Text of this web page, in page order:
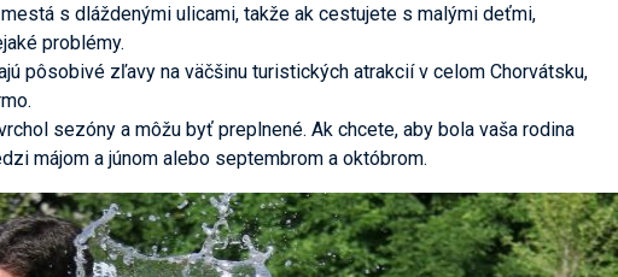
s dláždenými ulicami, takže ak cestujete s malými deťmi,
problémy.
pôsobivé zľavy na väčšinu turistických atrakcií v celom Chorvátsku,
sezóny a môžu byť preplnené. Ak chcete, aby bola vaša rodina
májom a júnom alebo septembrom a októbrom.